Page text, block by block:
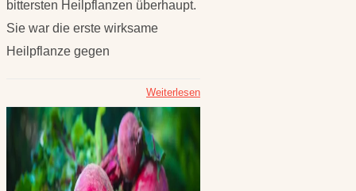
bittersten Heilpflanzen überhaupt.
Sie war die erste wirksame
Heilpflanze gegen
Weiterlesen